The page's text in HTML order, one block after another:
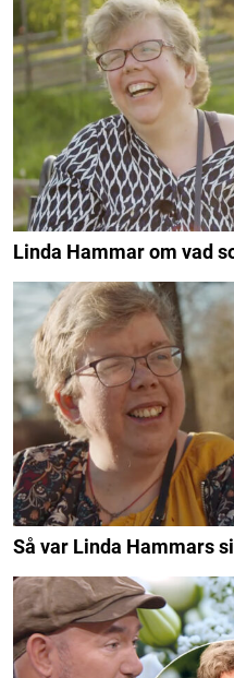
Linda Hammar om vad
Så var Linda Hammars